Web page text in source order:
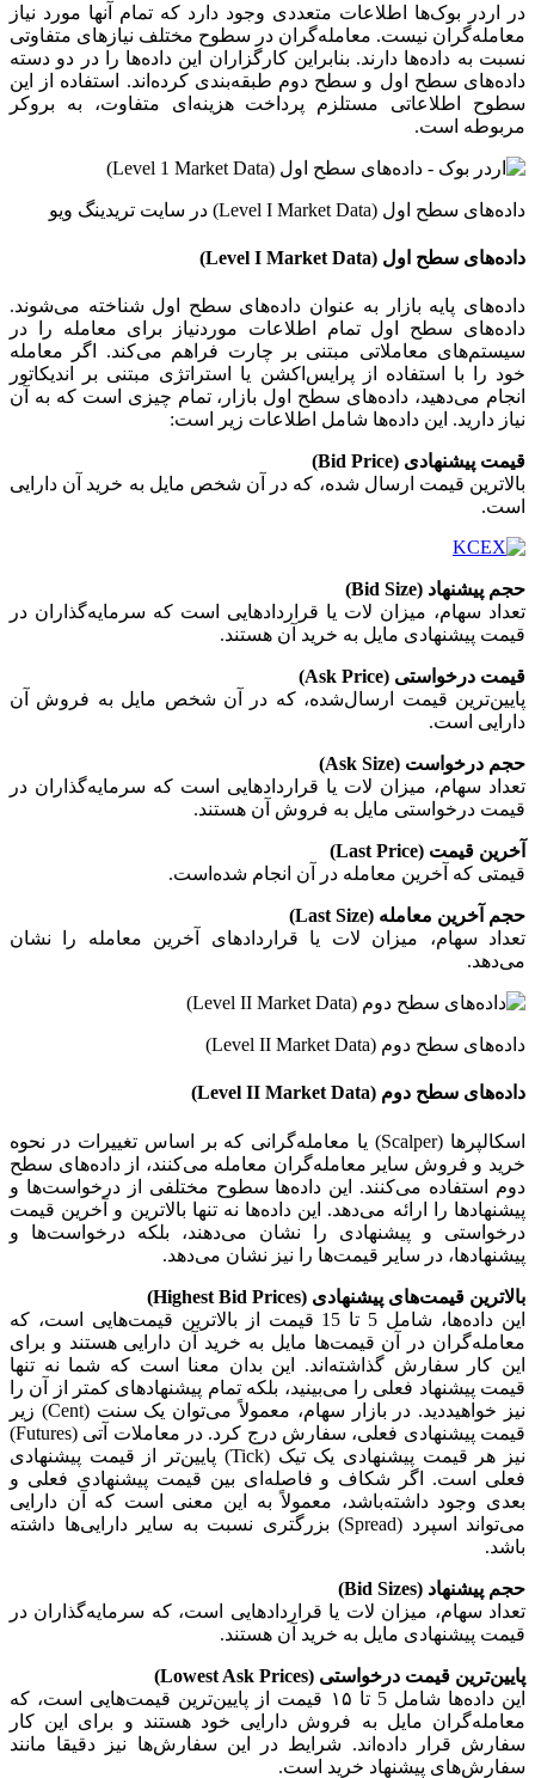
در اردر بوک‌ها اطلاعات متعددی وجود دارد که تمام آنها مورد نیاز
معامله‌گران نیست. معامله‌گران در سطوح مختلف نیازهای متفاوتی
نسبت به داده‌ها دارند. بنابراین کارگزاران این داده‌ها را در دو دسته
داده‌های سطح اول و سطح دوم طبقه‌بندی کرده‌اند. استفاده از این
سطوح اطلاعاتی مستلزم پرداخت هزینه‌ای متفاوت، به بروکر
مربوطه است.
داده‌های سطح اول (Level I Market Data) در سایت تریدینگ ویو
داده‌های سطح اول (Level I Market Data)
داده‌های پایه بازار به عنوان داده‌های سطح اول شناخته می‌شوند.
داده‌های سطح اول تمام اطلاعات موردنیاز برای معامله را در
سیستم‌های معاملاتی مبتنی بر چارت فراهم می‌کند. اگر معامله
خود را با استفاده از پرایس‌اکشن یا استراتژی مبتنی بر اندیکاتور
انجام می‌دهید، داده‌های سطح اول بازار ، تمام چیزی است که به آن
نیاز دارید. این داده‌ها شامل اطلاعات زیر است:
قیمت پیشنهادی (Bid Price)
بالاترین قیمت ارسال شده، که در آن شخص مایل به خرید آن دارایی
است.
حجم پیشنهاد (Bid Size)
تعداد سهام، میزان لات‌ یا قراردادهایی است که سرمایه‌گذاران در
قیمت پیشنهادی مایل به خرید آن هستند.
قیمت درخواستی (Ask Price)
پایین‌ترین قیمت ارسال‌شده، که در آن شخص مایل به فروش آن
دارایی است.
حجم درخواست (Ask Size)
تعداد سهام، میزان لات‌ یا قراردادهایی است که سرمایه‌گذاران در
قیمت درخواستی مایل به فروش آن هستند.
آخرین قیمت (Last Price)
قیمتی که آخرین معامله در آن انجام شده‌است.
حجم آخرین معامله (Last Size)
تعداد سهام، میزان لات یا قراردادهای آخرین معامله را نشان
می‌دهد.
داده‌های سطح دوم (Level II Market Data)
داده‌های سطح دوم (Level II Market Data)
اسکالپرها (Scalper) یا معامله‌گرانی که بر اساس تغییرات در نحوه
خرید و فروش سایر معامله‌گران معامله می‌کنند، از داده‌های سطح
دوم استفاده می‌کنند. این داده‌ها سطوح مختلفی از درخواست‌ها و
پیشنهادها را ارائه‌ می‌دهد. این داده‌ها نه‌ تنها بالاترین و آخرین قیمت
درخواستی و پیشنهادی را نشان می‌دهند، بلکه درخواست‌ها و
پیشنهادها، در سایر قیمت‌ها را نیز نشان می‌دهد.
بالاترین قیمت‌های پیشنهادی (Highest Bid Prices)
این داده‌ها، شامل 5 تا 15 قیمت از بالاترین قیمت‌هایی است، که
معامله‌گران در آن قیمت‌ها مایل به خرید آن دارایی هستند و برای
این کار سفارش گذاشته‌اند. این بدان معنا است که شما نه تنها
قیمت پیشنهاد فعلی را می‌بینید، بلکه تمام پیشنهادهای کمتر از آن را
نیز خواهیددید. در بازار سهام، معمولاً می‌توان یک سنت (Cent) زیر
قیمت پیشنهادی فعلی، سفارش درج کرد. در معاملات آتی (Futures)
نیز هر قیمت پیشنهادی یک تیک (Tick) پایین‌تر از قیمت پیشنهادی
فعلی است. اگر شکاف و فاصله‌ای بین قیمت پیشنهادی فعلی و
بعدی وجود داشته‌باشد، معمولاً به این معنی است که آن دارایی
می‌تواند اسپرد (Spread) بزرگتری نسبت به سایر دارایی‌ها داشته
باشد.
حجم پیشنهاد (Bid Sizes)
تعداد سهام، میزان لات‌ یا قراردادهایی است، که سرمایه‌گذاران در
قیمت پیشنهادی مایل به خرید آن هستند.
پایین‌ترین قیمت درخواستی (Lowest Ask Prices
)
این داده‌ها شامل 5 تا ۱۵ قیمت از پایین‌ترین قیمت‌هایی است، که
معامله‌گران مایل به فروش دارایی خود هستند و برای این کار
سفارش قرار داده‌اند. شرایط در این سفارش‌ها نیز دقیقا مانند
سفارش‌های پیشنهاد خرید است.